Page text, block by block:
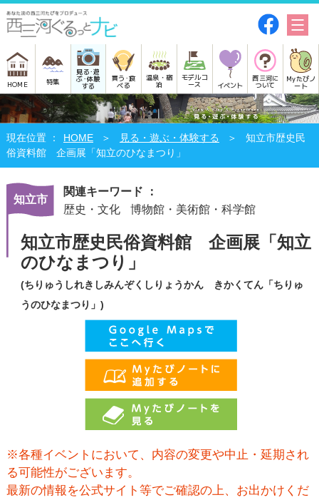
HOME 特集
見る･遊
ぶ･体験
する
買う･食
べる
温泉・宿
泊
モデルコ
ース イベント
西三河に
ついて
Myたびノ
ート
HOME 見る・遊ぶ・体験する
知立市歴史民
俗資料館 企画展「知立のひなまつり」
知立市
関連キーワード ：
歴史・文化
博物館・美術館・科学館
知立市歴史民俗資料館 企画展「知立
のひなまつり」
(ちりゅうしれきしみんぞくしりょうかん きかくてん「ちりゅ
うのひなまつり」)
※各種イベントにおいて、内容の変更や中止・延期され
る可能性がございます。
最新の情報を公式サイト等でご確認の上、お出かけくだ